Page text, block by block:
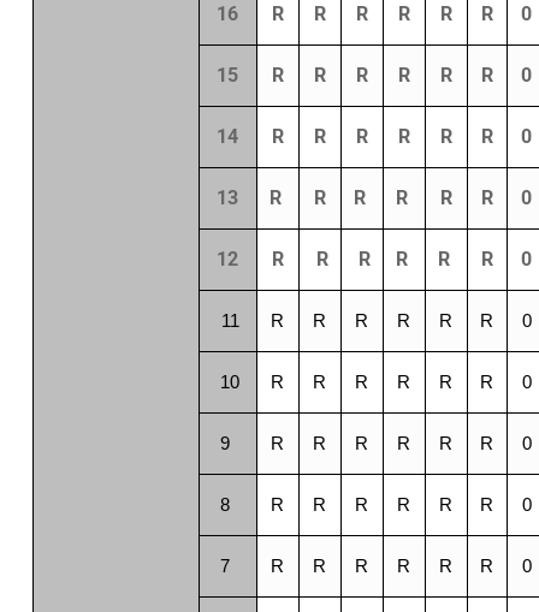
16 R R R R R R 0
15 R R R R R R 0
14 R R R R R R 0
13 R R R R R R 0
12 R R R R R R 0
11 R R R R R R 0
10 R R R R R R 0
9 R R R R R R 0
8 R R R R R R 0
7 R R R R R R 0